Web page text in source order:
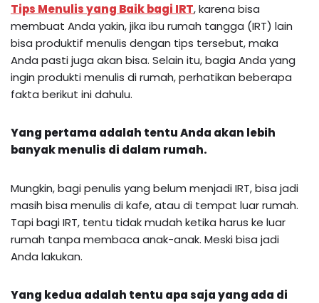
Tips Menulis yang Baik bagi IRT, karena bisa
membuat Anda yakin, jika ibu rumah tangga (IRT) lain
bisa produktif menulis dengan tips tersebut, maka
Anda pasti juga akan bisa. Selain itu, bagia Anda yang
ingin produkti menulis di rumah, perhatikan beberapa
fakta berikut ini dahulu.
Yang pertama adalah tentu Anda akan lebih
banyak menulis di dalam rumah.
Mungkin, bagi penulis yang belum menjadi IRT, bisa jadi
masih bisa menulis di kafe, atau di tempat luar rumah.
Tapi bagi IRT, tentu tidak mudah ketika harus ke luar
rumah tanpa membaca anak-anak. Meski bisa jadi
Anda lakukan.
Yang kedua adalah tentu apa saja yang ada di